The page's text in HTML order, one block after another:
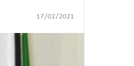
17/02/2021